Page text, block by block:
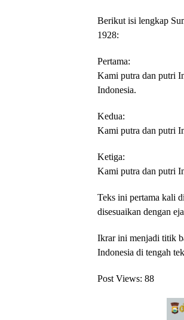
Berikut isi lengkap
1928:
Pertama:
Kami putra dan putri
Indonesia.
Kedua:
Kami putra dan putri
Ketiga:
Kami putra dan putri
Teks ini pertama kali
disesuaikan dengan
Ikrar ini menjadi titik
Indonesia di tengah
Post Views: 88